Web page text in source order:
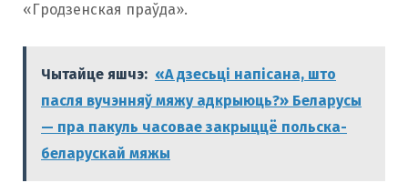
«Гродзенская праўда».
Чытайце яшчэ: «А дзесьці напісана, што
пасля вучэнняў мяжу адкрыюць?» Беларусы
— пра пакуль часовае закрыццё польска-
беларускай мяжы